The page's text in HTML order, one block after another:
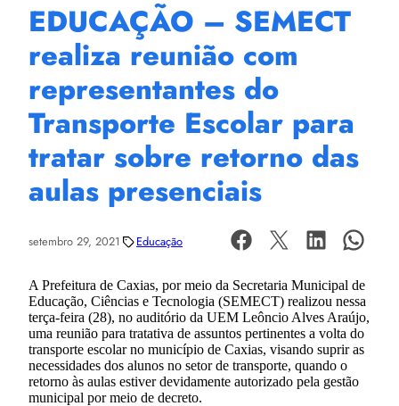
EDUCAÇÃO – SEMECT
realiza reunião com
representantes do
Transporte Escolar para
tratar sobre retorno das
aulas presenciais
setembro 29, 2021 Educação
A Prefeitura de Caxias, por meio da Secretaria Municipal de
Educação, Ciências e Tecnologia (SEMECT) realizou nessa
terça-feira (28), no auditório da UEM Leôncio Alves Araújo,
uma reunião para tratativa de assuntos pertinentes a volta do
transporte escolar no município de Caxias, visando suprir as
necessidades dos alunos no setor de transporte, quando o
retorno às aulas estiver devidamente autorizado pela gestão
municipal por meio de decreto.